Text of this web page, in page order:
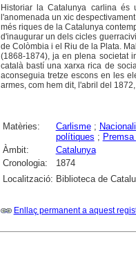
Historiar la Catalunya carlina
l'anomenada un xic
més riques de la Catalunya
d'inaugurar un dels cicles
de Colòmbia i el Riu de la Plata.
(1868-1874), ja en plena societat
català bastí una xarxa rica de
aconseguia tretze escons en les
armes, com hem dit, l'abril del
Matèries: Carlisme;
polítiques ;
Àmbit:
Catalunya
Cronologia:
1874
Localització: Biblioteca de
Enllaç permanent a aquest